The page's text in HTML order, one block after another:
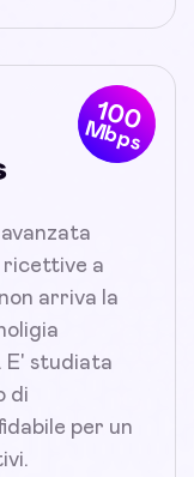
100
Mbps
avanzata
a
arriva la
E' studiata
di
per un